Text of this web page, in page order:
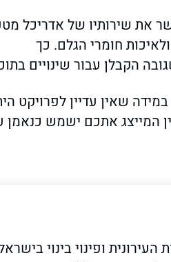
את שירותיו של אדריכל
חומרי הגלם. כך
הקבלן עבור שינויים
שאין עדיין לפרויקט
המייצג אתכם ישמש כנאמן
ופינוי בינוי